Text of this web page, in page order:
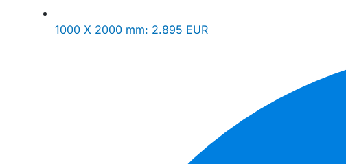
1000 X 2000 mm: 2.895 EUR